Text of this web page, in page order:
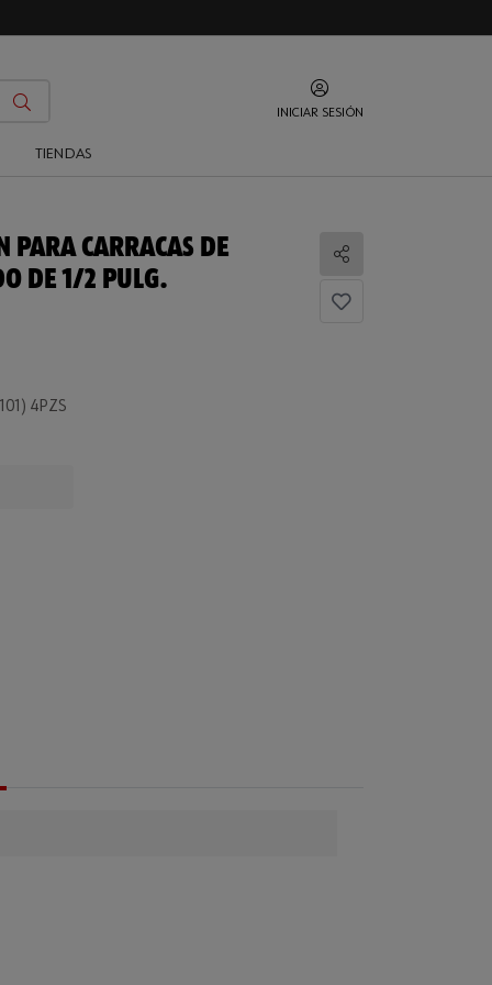
INICIAR SESIÓN
TIENDAS
PARA CARRACAS DE
DE 1/2 PULG.
Compartir
4PZS